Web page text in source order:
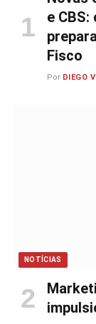
e
Fisco
Por DIEGO
NOTÍCIAS